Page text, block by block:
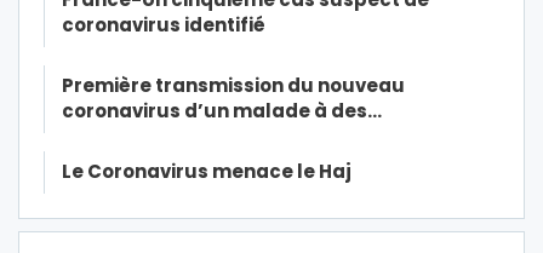
coronavirus identifié
Première transmission du nouveau
coronavirus d’un malade à des…
Le Coronavirus menace le Haj